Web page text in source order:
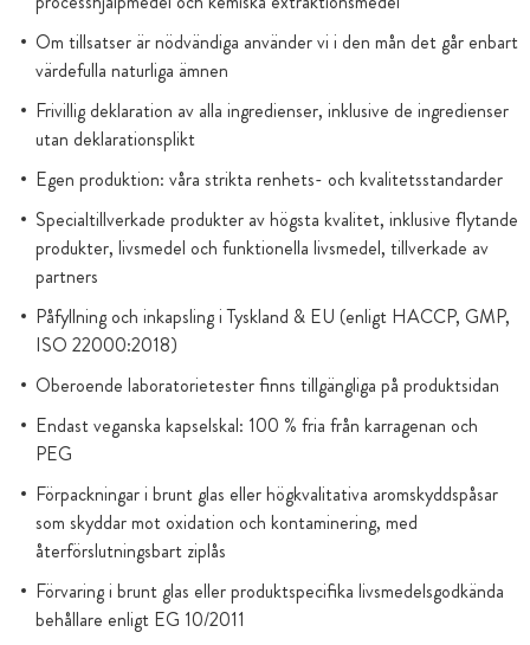
Om tillsatser är nödvändiga använder vi i den mån det går enbart
värdefulla naturliga ämnen
Frivillig deklaration av alla ingredienser, inklusive de ingredienser
utan deklarationsplikt
Egen produktion: våra strikta renhets- och kvalitetsstandarder
Specialtillverkade produkter av högsta kvalitet, inklusive flytande
produkter, livsmedel och funktionella livsmedel, tillverkade av
partners
Påfyllning och inkapsling i Tyskland & EU (enligt HACCP, GMP,
ISO 22000:2018)
Oberoende laboratorietester finns tillgängliga på produktsidan
Endast veganska kapselskal: 100 % fria från karragenan och
PEG
Förpackningar i brunt glas eller högkvalitativa aromskyddspåsar
som skyddar mot oxidation och kontaminering, med
återförslutningsbart ziplås
Förvaring i brunt glas eller produktspecifika livsmedelsgodkända
behållare enligt EG 10/2011